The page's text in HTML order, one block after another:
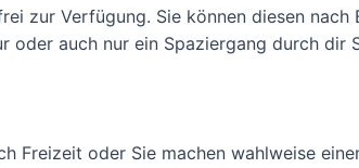
zur Verfügung. Sie können diesen nach
oder auch nur ein Spaziergang durch dir
Freizeit oder Sie machen wahlweise